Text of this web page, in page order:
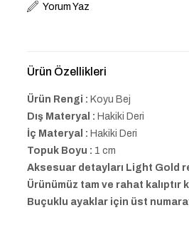
Yorum Yaz
Ürün Özellikleri
Ürün Rengi : Koyu Bej
Dış Materyal : Hakiki Deri
İç Materyal :Hakiki Deri
Topuk Boyu : 1 cm
Aksesuar detayları Light Gold
Ürünümüz tam ve rahat kalıptır
Buçuklu ayaklar için üst